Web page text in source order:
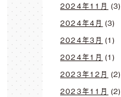
2024年11月 (3)
2024年4月 (3)
2024年3月 (1)
2024年1月 (1)
2023年12月 (2)
2023年11月 (2)